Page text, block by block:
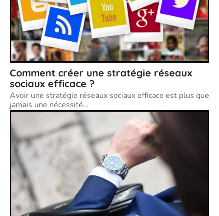
Comment créer une stratégie réseaux
sociaux efficace ?
Avoir une stratégie réseaux sociaux efficace est plus que
jamais une nécessité…